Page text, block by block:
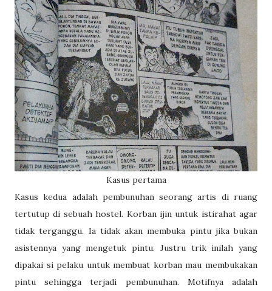
Kasus pertama
Kasus kedua adalah pembunuhan seorang artis di ruang
tertutup di sebuah hostel. Korban ijin untuk istirahat agar
tidak terganggu. Ia tidak akan membuka pintu jika bukan
asistennya yang mengetuk pintu. Justru trik inilah yang
dipakai si pelaku untuk membuat korban mau membukakan
pintu sehingga terjadi pembunuhan. Motifnya adalah